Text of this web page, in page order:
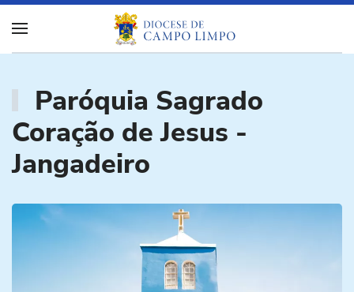
Paróquia Sagrado
Coração de Jesus -
Jangadeiro